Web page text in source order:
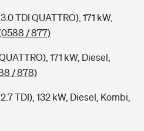
TDI QUATTRO), 171 kW,
/ 877)
171 kW, Diesel,
/ 878)
TDI), 132 kW, Diesel, Kombi,